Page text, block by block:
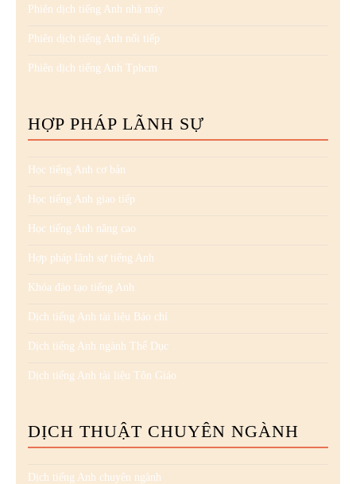
Phiên dịch tiếng Anh nhà máy
Phiên dịch tiếng Anh nối tiếp
Phiên dịch tiếng Anh Tphcm
HỢP PHÁP LÃNH SỰ
Học tiếng Anh cơ bản
Học tiếng Anh giao tiếp
Học tiếng Anh nâng cao
Hợp pháp lãnh sự tiếng Anh
Khóa đào tạo tiếng Anh
Dịch tiếng Anh tài liệu Báo chí
Dịch tiếng Anh ngành Thể Dục
Dịch tiếng Anh tài liệu Tôn Giáo
DỊCH THUẬT CHUYÊN NGÀNH
Dịch tiếng Anh chuyên ngành